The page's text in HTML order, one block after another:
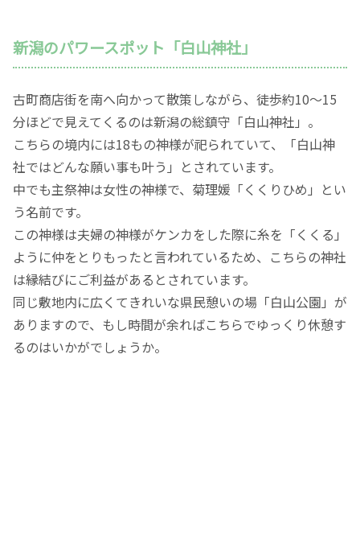
新潟のパワースポット「白山神社」
古町商店街を南へ向かって散策しながら、徒歩約10～15
分ほどで見えてくるのは新潟の総鎮守「白山神社」。
こちらの境内には18もの神様が祀られていて、「白山神
社ではどんな願い事も叶う」とされています。
中でも主祭神は女性の神様で、菊理媛「くくりひめ」とい
う名前です。
この神様は夫婦の神様がケンカをした際に糸を「くくる」
ように仲をとりもったと言われているため、こちらの神社
は縁結びにご利益があるとされています。
同じ敷地内に広くてきれいな県民憩いの場「白山公園」が
ありますので、もし時間が余ればこちらでゆっくり休憩す
るのはいかがでしょうか。